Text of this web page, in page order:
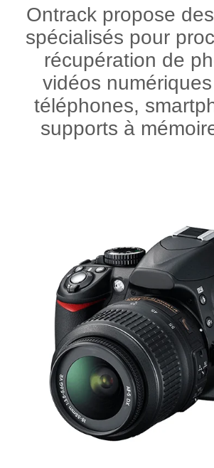
Ontrack propose
spécialisés pour
récupération de
vidéos
téléphones,
supports à